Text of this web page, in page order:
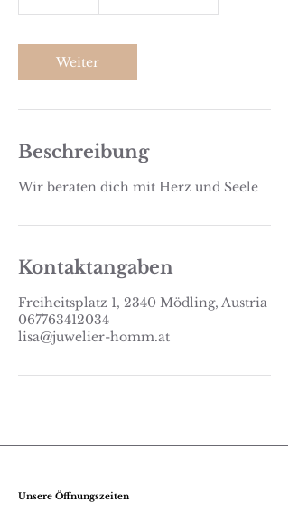
i
n
.
Weiter
Beschreibung
Wir beraten dich mit Herz und Seele
Kontaktangaben
Freiheitsplatz 1, 2340 Mödling, Austria
067763412034
lisa@juwelier-homm.at
Unsere Öffnungszeiten